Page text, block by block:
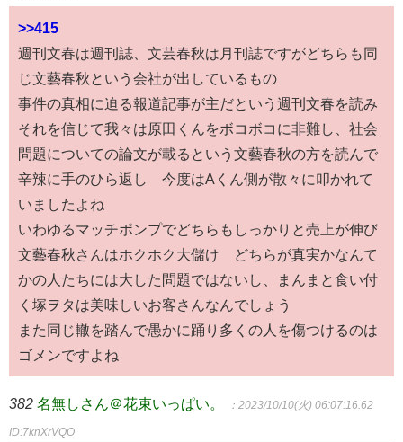
>>415
週刊文春は週刊誌、文芸春秋は月刊誌ですがどちらも同
じ文藝春秋という会社が出しているもの
事件の真相に迫る報道記事が主だという週刊文春を読み
それを信じて我々は原田くんをボコボコに非難し、社会
問題についての論文が載るという文藝春秋の方を読んで
辛辣に手のひら返し 今度はAくん側が散々に叩かれて
いましたよね
いわゆるマッチポンプでどちらもしっかりと売上が伸び
文藝春秋さんはホクホク大儲け どちらが真実かなんて
かの人たちには大した問題ではないし、まんまと食い付
く塚ヲタは美味しいお客さんなんでしょう
また同じ轍を踏んで愚かに踊り多くの人を傷つけるのは
ゴメンですよね
382 名無しさん＠花束いっぱい。 ：2023/10/10(火) 06:07:16.62
ID:7knXrVQO